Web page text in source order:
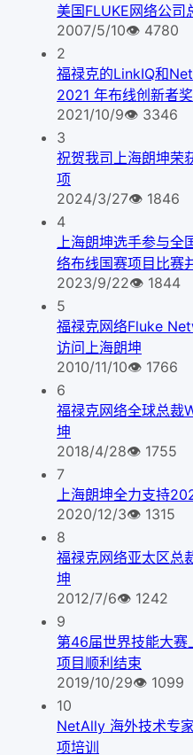
美国FLUKE网络公司
2007/5/10👁 4780
2
福禄克的LinkIQ和
2021 年布线创新者奖
2021/10/9👁 3346
3
祝贺我司上海朗坤荣
项
2024/3/27👁 1846
4
上海朗坤选手参与
络布线国赛项目比赛
2023/9/22👁 1844
5
福禄克网络Fluke
访问上海朗坤
2010/11/10👁 1766
6
福禄克网络全球总裁
坤
2018/4/28👁 1755
7
上海朗坤全力支持
2020/12/3👁 1315
8
福禄克网络亚太区总
坤
2012/7/6👁 1242
9
第46届世界技能大赛
项目顺利结束
2019/10/29👁 1099
10
NetAlly 海外技术专
项培训